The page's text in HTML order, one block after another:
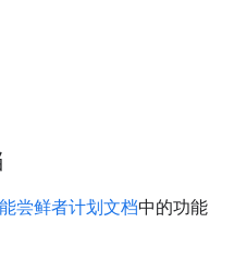
尝鲜者计划文档中的功能